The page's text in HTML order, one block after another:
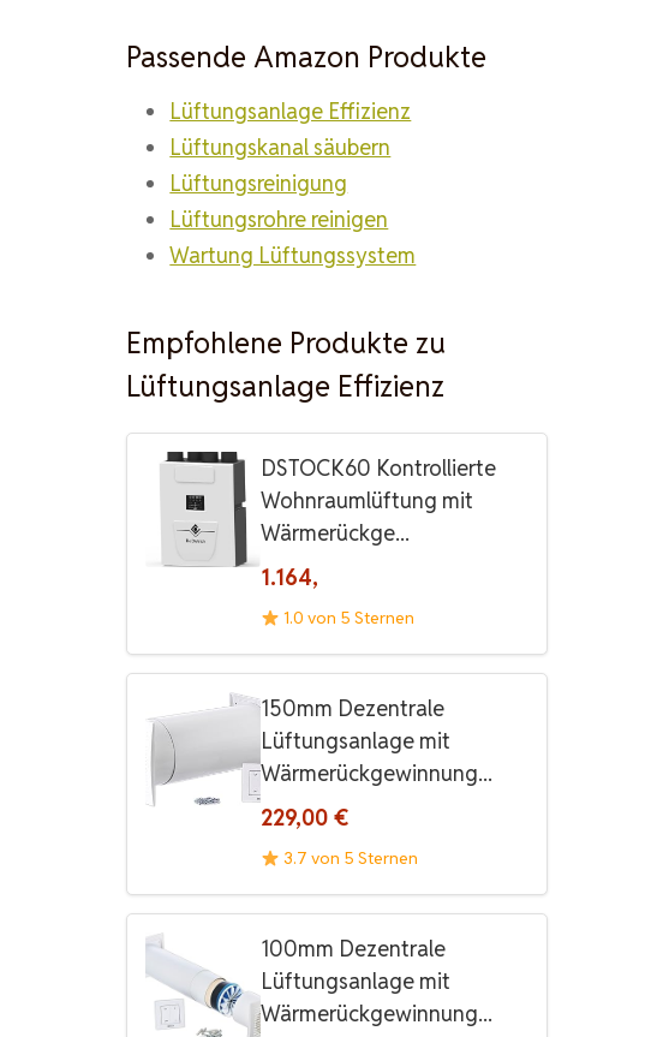
Passende Amazon Produkte
Lüftungsanlage Effizienz
Lüftungskanal säubern
Lüftungsreinigung
Lüftungsrohre reinigen
Wartung Lüftungssystem
Empfohlene Produkte zu
Lüftungsanlage Effizienz
DSTOCK60 Kontrollierte
Wohnraumlüftung mit
Wärmerückge...
1.164,
1.0 von 5 Sternen
150mm Dezentrale
Lüftungsanlage mit
Wärmerückgewinnung...
229,00 €
3.7 von 5 Sternen
100mm Dezentrale
Lüftungsanlage mit
Wärmerückgewinnung...